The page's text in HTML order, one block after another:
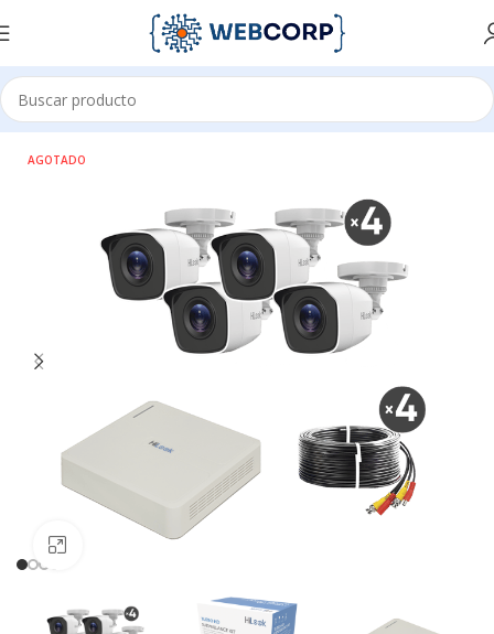
Inicio CCTV KITS DE VIDEO VIGILANCIA KIT DE 4 CAMARAS
AGOTADO
Haga clic para ampliar